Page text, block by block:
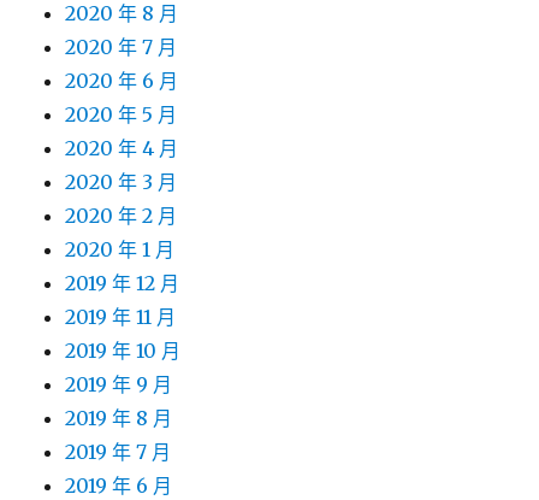
2020 年 8 月
2020 年 7 月
2020 年 6 月
2020 年 5 月
2020 年 4 月
2020 年 3 月
2020 年 2 月
2020 年 1 月
2019 年 12 月
2019 年 11 月
2019 年 10 月
2019 年 9 月
2019 年 8 月
2019 年 7 月
2019 年 6 月